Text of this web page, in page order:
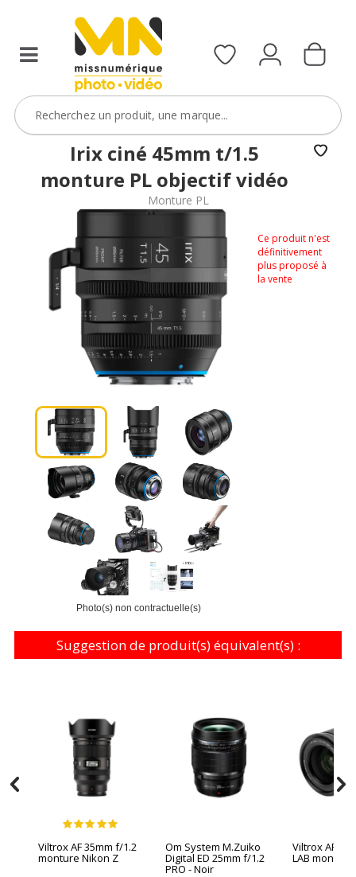
Irix ciné 45mm t/1.5
monture PL objectif vidéo
Monture PL
Photo(s) non contractuelle(s)
Ce produit n'est
définitivement
plus proposé à
la vente
Suggestion de produit(s) équivalent(s) :
Viltrox AF 35mm f/1.2
monture Nikon Z
Om System M.Zuiko
Digital ED 25mm f/1.2
PRO - Noir
Viltrox AF
LAB monture